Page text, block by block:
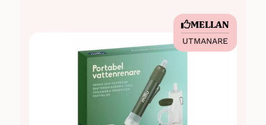
MELLAN
UTMANARE